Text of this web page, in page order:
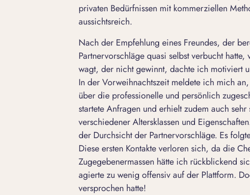
privaten Bedürfnissen mit kommerziellen
aussichtsreich.
Nach der Empfehlung eines Freundes, der
Partnervorschläge quasi selbst verbucht
wagt, der nicht gewinnt, dachte ich motiviert
In der Vorweihnachtszeit meldete ich mich
über die professionelle und persönlich
startete Anfragen und erhielt zudem auch
verschiedener Altersklassen und
der Durchsicht der Partnervorschläge. Es
Diese ersten Kontakte verloren sich, da die
Zugegebenermassen hätte ich rückblickend
agierte zu wenig offensiv auf der Plattform.
versprochen hatte!